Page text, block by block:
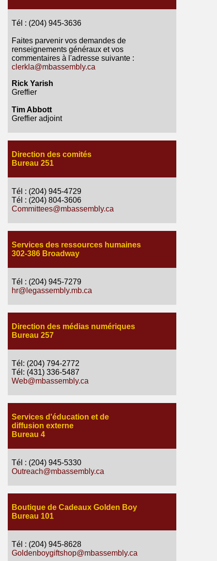
Tél : (204) 945-3636
Faites parvenir vos demandes de
renseignements généraux et vos
commentaires à l'adresse suivante :
clerkla@mbassembly.ca
Rick Yarish
Greffier
Tim Abbott
Greffier adjoint
Direction des comités
Bureau 251
Tél : (204) 945-4729
Tél : (204) 804-3606
Committees@mbassembly.ca
Services des ressources humaines
302-386 Broadway
Tél : (204) 945-7279
hr@legassembly.mb.ca
Direction des médias numériques
Bureau 257
Tél: (204) 794-2772
Tél: (431) 336-5487
Web@mbassembly.ca
Services d'éducation et de
diffusion externe
Bureau 4
Tél : (204) 945-5330
Outreach@mbassembly.ca
Boutique de Cadeaux Golden Boy
Bureau 101
Tél : (204) 945-8628
Goldenboygiftshop@mbassembly.ca